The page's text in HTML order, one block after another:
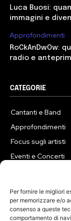
Per fornire le migliori
per memorizzare e/o
consenso a queste
comportamento di
Luca Buosi:
immagini e
Approfondimenti
RoCkAnDwOw:
radio e
CATEGORIE
Cantanti e Band
Approfondimenti
Focus sugli artisti
Eventi e Concerti